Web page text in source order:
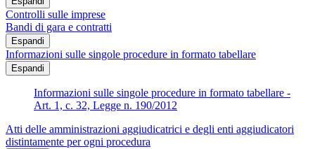
Controlli sulle imprese
Bandi di gara e contratti
Espandi
Informazioni sulle singole procedure in formato tabellare
Espandi
Informazioni sulle singole procedure in formato tabellare -
Art. 1, c. 32, Legge n. 190/2012
Atti delle amministrazioni aggiudicatrici e degli enti aggiudicatori
distintamente per ogni procedura